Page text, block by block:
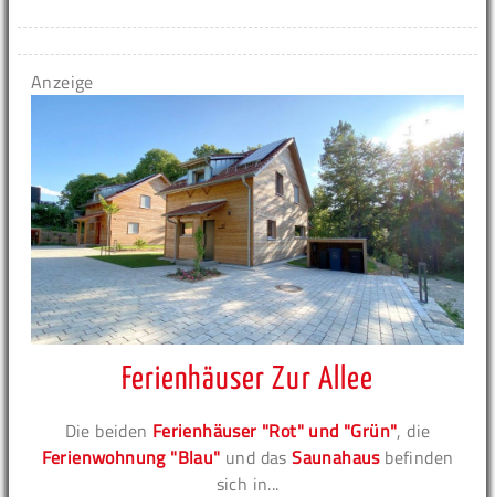
Anzeige
Ferienhäuser Zur Allee
Die beiden Ferienhäuser "Rot" und "Grün", die
Ferienwohnung "Blau" und dasSaunahausbefinden
sich in...